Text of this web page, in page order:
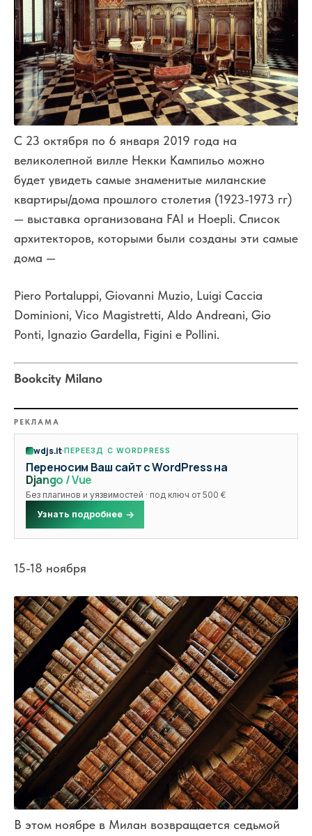
С 23 октября по 6 января 2019 года на
великолепной вилле Некки Кампильо можно
будет увидеть самые знаменитые миланские
квартиры/дома прошлого столетия (1923-1973 гг)
— выставка организована FAI и Hoepli. Список
архитекторов, которыми были созданы эти самые
дома —
Piero Portaluppi, Giovanni Muzio, Luigi Caccia
Dominioni, Vico Magistretti, Aldo Andreani, Gio
Ponti, Ignazio Gardella, Figini e Pollini.
Bookcity Milano
РЕКЛАМА
wdjs.it ПЕРЕЕЗД С WORDPRESS
Переносим Ваш сайт с WordPress на
Django / Vue
Без плагинов и уязвимостей · под ключ от 500 €
Узнать подробнее
15-18 ноября
В этом ноябре в Милан возвращается седьмой